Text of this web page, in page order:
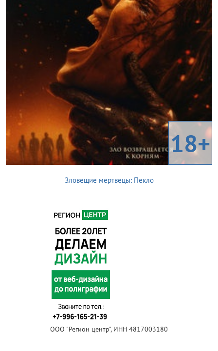
18+
Зловещие мертвецы: Пекло
ООО "Регион центр", ИНН 4817003180